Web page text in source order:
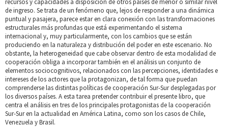
recursos y capacidades a disposición de otros países de menor o similar nivel
de ingreso. Se trata de un fenómeno que, lejos de responder a una dinámica
puntual y pasajera, parece estar en clara conexión con las transformaciones
estructurales más profundas que está experimentando el sistema
internacional y, muy particularmente, con los cambios que se están
produciendo en la naturaleza y distribución del poder en este escenario. No
obstante, la heterogeneidad que cabe observar dentro de esta modalidad de
cooperación obliga a incorporar también en el análisis un conjunto de
elementos sociocognitivos, relacionados con las percepciones, identidades e
intereses de los actores que la protagonizan, de tal forma que puedan
comprenderse las distintas políticas de cooperación Sur-Sur desplegadas por
los diversos países. A esta tarea pretender contribuir el presente libro, que
centra el análisis en tres de los principales protagonistas de la cooperación
Sur-Sur en la actualidad en América Latina, como son los casos de Chile,
Venezuela y Brasil.